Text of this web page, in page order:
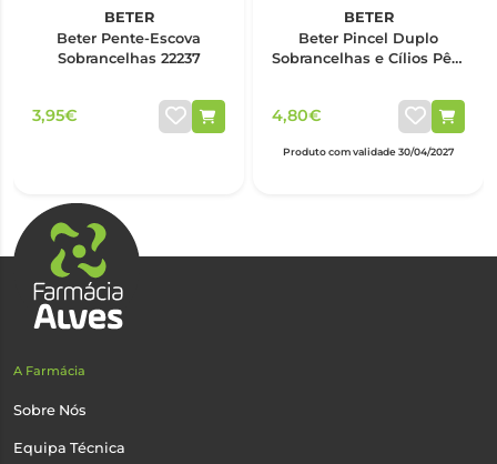
BETER
Beter Pente-Escova
Sobrancelhas 22237
3,95€
BETER
Beter Pincel Duplo
Sobrancelhas e Cílios Pêlo
4,80€
Produto com validade 30/04/2027
A Farmácia
Sobre Nós
Equipa Técnica